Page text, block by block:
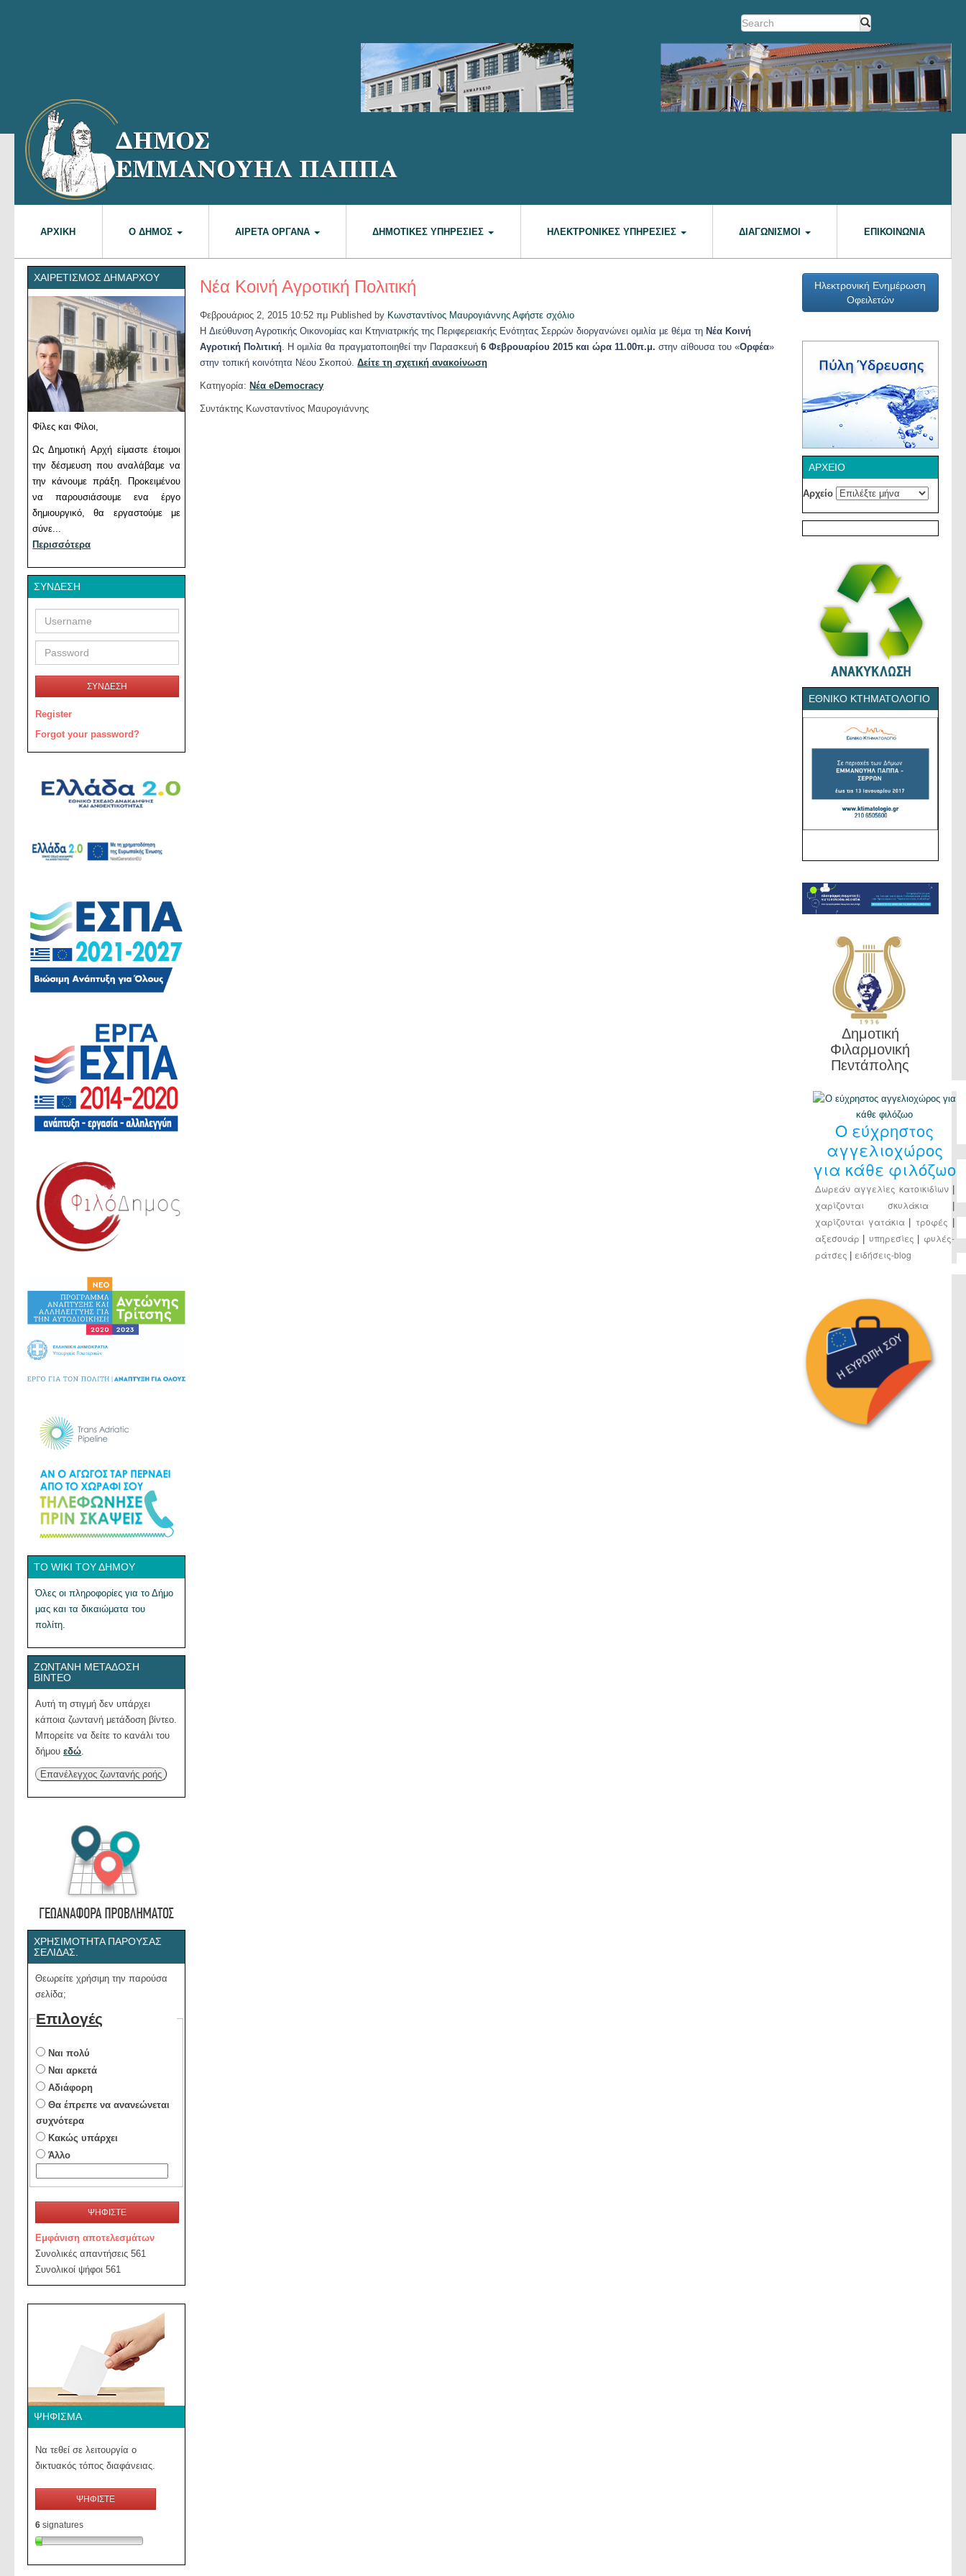
ΑΡΧΙΚΉ Ο ΔΉΜΟΣ ΑΙΡΕΤΆ ΌΡΓΑΝΑ ΔΗΜΟΤΙΚΈΣ ΥΠΗΡΕΣΊΕΣ ΗΛΕΚΤΡΟΝΙΚΈΣ ΥΠΗΡΕΣΊΕΣ ΔΙΑΓΩΝΙΣΜΟΊ ΕΠΙΚΟΙΝΩΝΊΑ
Ηλεκτρονική Ενημέρωση
Οφειλετών
ΑΡΧΕΊΟ
Αρχείο
ΕΘΝΙΚΌ ΚΤΗΜΑΤΟΛΌΓΙΟ
Δημοτική
Φιλαρμονική
Πεντάπολης
Ο εύχρηστος
αγγελιοχώρος
για κάθε φιλόζωο
Δωρεάν αγγελίες κατοικιδίων
χαρίζονται σκυλάκια
χαρίζονται γατάκια τροφές
αξεσουάρ υπηρεσίες
φυλές-
ράτσες
ειδήσεις-blog
ΧΑΙΡΕΤΙΣΜΌΣ ΔΗΜΆΡΧΟΥ
Φίλες και Φίλοι,
Ως Δημοτική Αρχή είμαστε έτοιμοι
την δέσμευση που αναλάβαμε να
την κάνουμε πράξη. Προκειμένου
να παρουσιάσουμε ενα έργο
δημιουργικό, θα εργαστούμε με
σύνε...
Περισσότερα
ΣΎΝΔΕΣΗ
ΣΥΝΔΕΣΗ
Register
Forgot your password?
ΤΟ WIKI ΤΟΥ ΔΉΜΟΥ
Όλες οι πληροφορίες για το Δήμο
μας και τα δικαιώματα του
πολίτη.
ΖΩΝΤΑΝΉ ΜΕΤΆΔΟΣΗ
ΒΊΝΤΕΟ
Αυτή τη στιγμή δεν υπάρχει
κάποια ζωντανή μετάδοση βίντεο.
Μπορείτε να δείτε το κανάλι του
δήμουεδώ
Επανέλεγχος ζωντανής ροής
ΧΡΗΣΙΜΌΤΗΤΑ ΠΑΡΟΎΣΑΣ
ΣΕΛΊΔΑΣ.
Θεωρείτε χρήσιμη την παρούσα
σελίδα;
Επιλογές
Ναι πολύ
Ναι αρκετά
Αδιάφορη
Θα έπρεπε να ανανεώνεται
συχνότερα
Κακώς υπάρχει
Άλλο
ΨΗΦΙΣΤΕ
Εμφάνιση αποτελεσμάτων
Συνολικές απαντήσεις 561
Συνολικοί ψήφοι 561
ΨΉΦΙΣΜΑ
Να τεθεί σε λειτουργία ο
δικτυακός τόπος διαφάνειας.
ΨΗΦΙΣΤΕ
6 signatures
Νέα Κοινή Αγροτική Πολιτική
Φεβρουάριος 2, 2015 10:52 πμ Published by Κωνσταντίνος Μαυρογιάννης Αφήστε σχόλιο
H Διεύθυνση Αγροτικής Οικονομίας και Κτηνιατρικής της Περιφερειακής Ενότητας Σερρών διοργανώνει ομιλία με θέμα τη Νέα Κοινή
Αγροτική Πολιτική. Η ομιλία θα πραγματοποιηθεί την Παρασκευή6 Φεβρουαρίου 2015 και ώρα 11.00π.μ. στην αίθουσα του «Ορφέα»
στην τοπική κοινότητα Νέου Σκοπού.Δείτε τη σχετική ανακοίνωση
Κατηγορία: Νέα eDemocracy
Συντάκτης Κωνσταντίνος Μαυρογιάννης